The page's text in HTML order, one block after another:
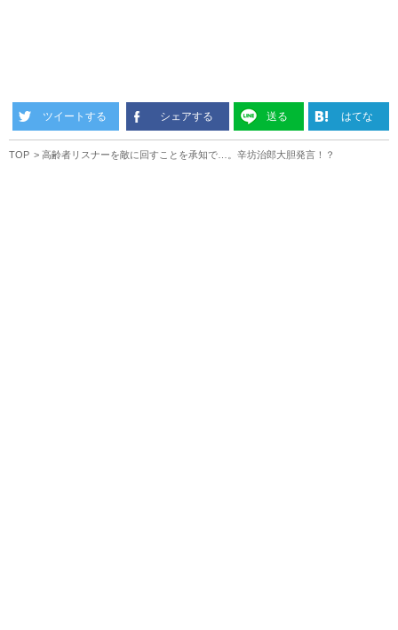
ツイートする シェアする 送る はてな
TOP 高齢者リスナーを敵に回すことを承知で…。辛坊治郎大胆発言！？